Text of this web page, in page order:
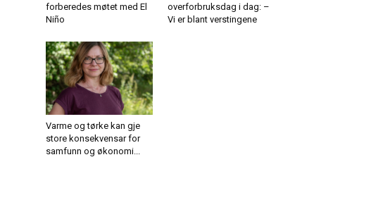
forberedes møtet med El
Niño
overforbruksdag i dag: –
Vi er blant verstingene
Varme og tørke kan gje
store konsekvensar for
samfunn og økonomi...